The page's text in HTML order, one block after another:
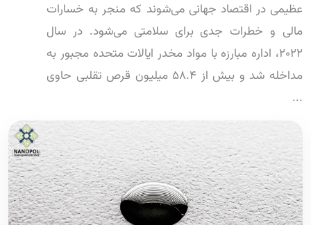
عظیمی در اقتصاد جهانی می‌شوند که منجر به خسارات
مالی و خطرات جدی برای سلامتی می‌شود. در سال
۲۰۲۲، اداره مبارزه با مواد مخدر ایالات متحده مجبور به
مداخله شد و بیش از ۵۸.۴ میلیون قرص تقلبی حاوی
...